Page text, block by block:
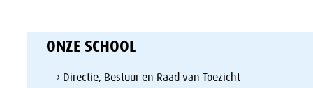
ONZE SCHOOL
› Directie, Bestuur en Raad van Toezicht